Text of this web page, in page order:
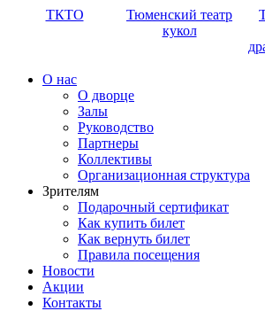
ТКТО
Тюменский театр
кукол
О нас
О дворце
Залы
Руководство
Партнеры
Коллективы
Организационная структура
Зрителям
Подарочный сертификат
Как купить билет
Как вернуть билет
Правила посещения
Новости
Акции
Контакты